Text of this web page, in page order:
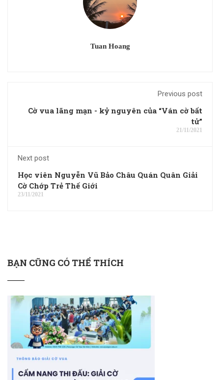
Tuan Hoang
Previous post
Cờ vua lãng mạn - kỷ nguyên của “Ván cờ bất
tử”
21/11/2021
Next post
Học viên Nguyễn Vũ Bảo Châu Quán Quân Giải
Cờ Chớp Trẻ Thế Giới
23/11/2021
BẠN CŨNG CÓ THỂ THÍCH